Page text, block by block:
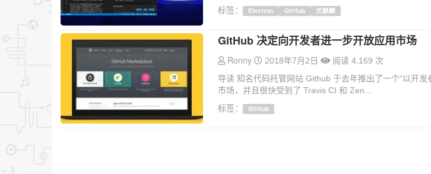
标签：
Electron GitHub 优麒麟
GitHub 决定向开发者进一步开放应用市场
Ronny 2018年7月2日
阅读 4,169 次
导读 知名代码托管网站 Github 于去年推出了一个“以开发
市场，并且很快受到了 Travis CI 和 Zen...
标签：
GitHub